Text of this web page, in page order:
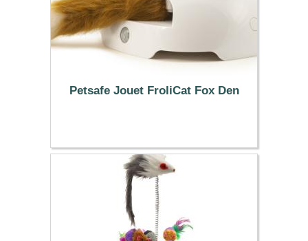
Petsafe Jouet FroliCat Fox Den
27.99 €